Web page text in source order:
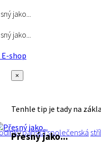
jako...
jako...
shop
×
Tenhle tip je tady na
pánskáspolečenská
Přesný jako...